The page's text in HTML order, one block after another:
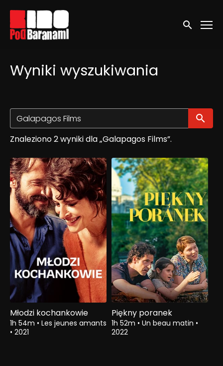
Linki ułatwień dostępu
Wyszukaj
Wyniki wyszukiwania
Znaleziono 2 wyniki dla „Galapagos Films”.
Młodzi kochankowie
1h 54m • Les jeunes amants
• 2021
Piękny poranek
1h 52m • Un beau matin •
2022